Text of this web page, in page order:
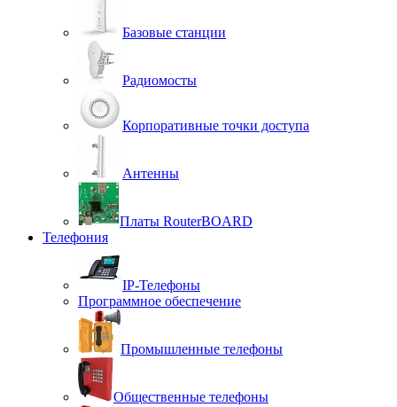
Базовые станции
Радиомосты
Корпоративные точки доступа
Антенны
Платы RouterBOARD
Телефония
IP-Телефоны
Программное обеспечение
Промышленные телефоны
Общественные телефоны